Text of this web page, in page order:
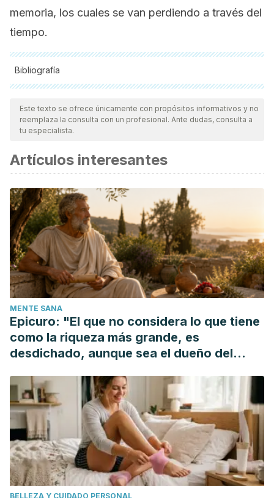
memoria, los cuales se van perdiendo a través del
tiempo.
Bibliografía
Todas las fuentes citadas fueron revisadas a profundidad por
nuestro equipo, para asegurar su calidad, confiabilidad,
vigencia y validez.La bibliografía de este artículo fue
científica.
Menezes, C. B., & Dell’Aglio, D. D. (2009). Por que meditar?
A experiência subjetiva da prática de meditação.
Psicologia Em Estudo
. https://doi.org/10.1590/S1413-
73722009000300018
Gil Martínez, J., Barreto Martín, M. P., & Montoya Castilla, I.
(2010). Mejora de las capacidades de “atención plena” y
reducción de síntomas psicopatológicos con mindfulness.
Informació Psicològica.
André, C. (2012).
con mindfulness.
Este texto se ofrece únicamente con propósitos informativos y no
reemplaza la consulta con un profesional. Ante dudas, consulta a
tu especialista.
Artículos interesantes
MENTE SANA
Epicuro: "El que no considera lo que tiene
como la riqueza más grande, es
desdichado, aunque sea el dueño del
BELLEZA Y CUIDADO PERSONAL